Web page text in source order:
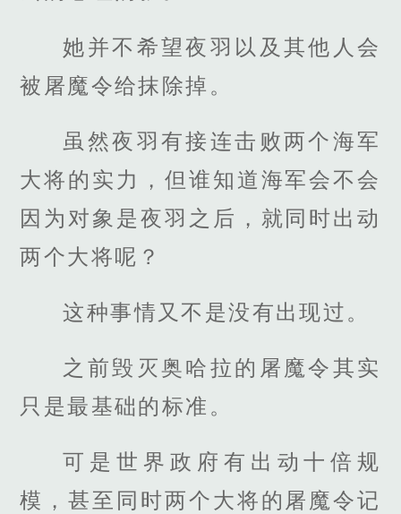
她并不希望夜羽以及其他人会
被屠魔令给抹除掉。
虽然夜羽有接连击败两个海军
大将的实力，但谁知道海军会不会
因为对象是夜羽之后，就同时出动
两个大将呢？
这种事情又不是没有出现过。
之前毁灭奥哈拉的屠魔令其实
只是最基础的标准。
可是世界政府有出动十倍规
模，甚至同时两个大将的屠魔令记